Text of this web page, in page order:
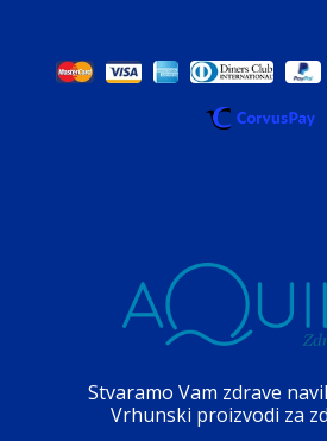
Stvaramo Vam zdrave
Vrhunski proizvodi za